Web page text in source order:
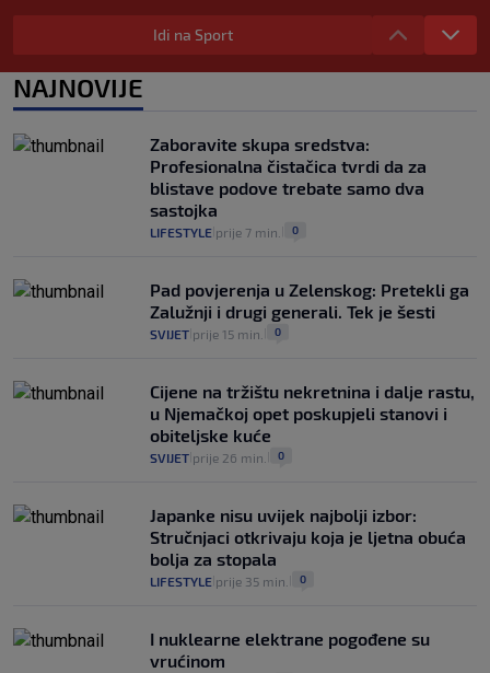
"Kći je otišla na more, a zaboravila
zdravstvenu iskaznicu". Kakva su prava
pacijenata izvan mjesta prebivališta?
1
Plenković na 15 dana ukine mjere: "Ne bi
se dogodilo ništa. Vlada se zaljubila u te
intervencije"
30. srp. 25
Idi na Sport
NAJNOVIJE
Zaboravite skupa sredstva:
Profesionalna čistačica tvrdi da za
blistave podove trebate samo dva
sastojka
LIFESTYLE prije 7 min. 0
Pad povjerenja u Zelenskog: Pretekli ga
Zalužnji i drugi generali. Tek je šesti
SVIJET prije 15 min. 0
Cijene na tržištu nekretnina i dalje rastu,
u Njemačkoj opet poskupjeli stanovi i
obiteljske kuće
SVIJET prije 26 min. 0
Japanke nisu uvijek najbolji izbor:
Stručnjaci otkrivaju koja je ljetna obuća
bolja za stopala
LIFESTYLE prije 35 min. 0
I nuklearne elektrane pogođene su
vrućinom